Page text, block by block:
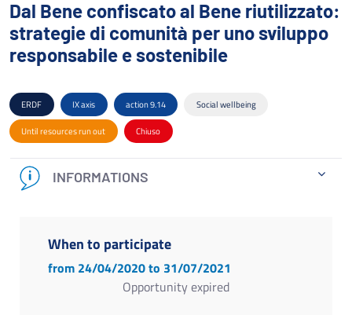
Dal Bene confiscato al Bene riutilizzato:
strategie di comunità per uno sviluppo
responsabile e sostenibile
ERDF IX axis action 9.14 Social wellbeing
Until resources run out Chiuso
INFORMATIONS
When to participate
from 24/04/2020to 31/07/2021
Opportunity expired